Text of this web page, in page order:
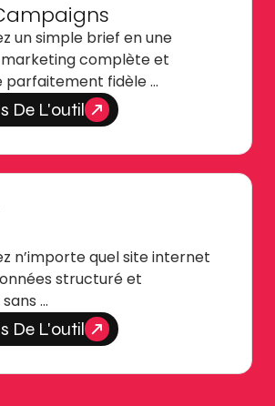
un simple brief en une
complète et
parfaitement fidèle …
De L'outil
n’importe quel site internet
structuré et
…
De L'outil